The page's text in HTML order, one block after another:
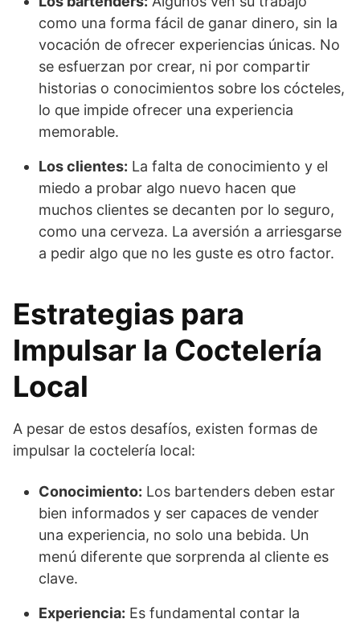
como una forma fácil de ganar dinero, sin la
vocación de ofrecer experiencias únicas. No
se esfuerzan por crear, ni por compartir
historias o conocimientos sobre los cócteles,
lo que impide ofrecer una experiencia
memorable.
Los clientes: La falta de conocimiento y el
miedo a probar algo nuevo hacen que
muchos clientes se decanten por lo seguro,
como una cerveza. La aversión a arriesgarse
a pedir algo que no les guste es otro factor.
Estrategias para
Impulsar la Coctelería
Local
A pesar de estos desafíos, existen formas de
impulsar la coctelería local:
Conocimiento: Los bartenders deben estar
bien informados y ser capaces de vender
una experiencia, no solo una bebida. Un
menú diferente que sorprenda al cliente es
clave.
Experiencia: Es fundamental contar la